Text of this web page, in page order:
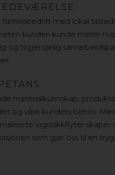
familiebedrift med lokal
kunden kunde møter
og tilgjengelig
materialkunnskap,
og våre kunders behov.
logistikkflyter
som gjør oss til en